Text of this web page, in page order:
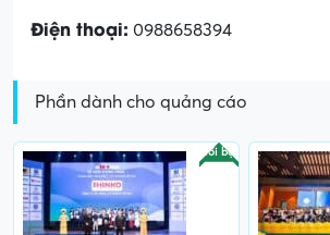
Điện thoại: 0988658394
Phần dành cho quảng cáo
Nổi bật